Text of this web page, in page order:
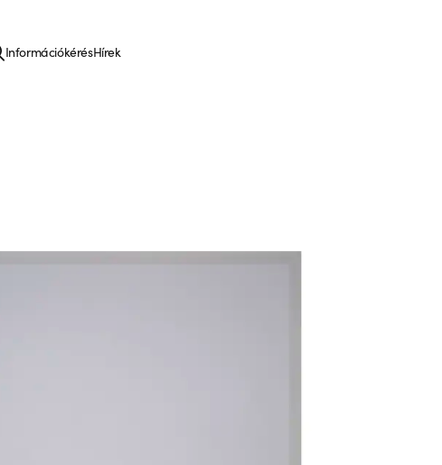
InformációkérésHírek